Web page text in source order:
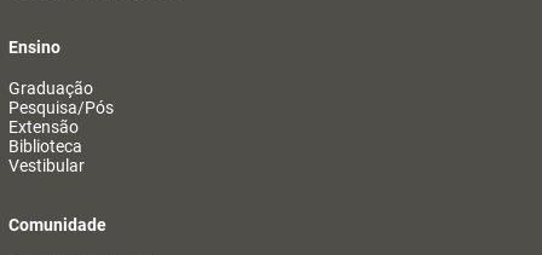
Ensino
Graduação
Pesquisa/Pós
Extensão
Biblioteca
Vestibular
Comunidade